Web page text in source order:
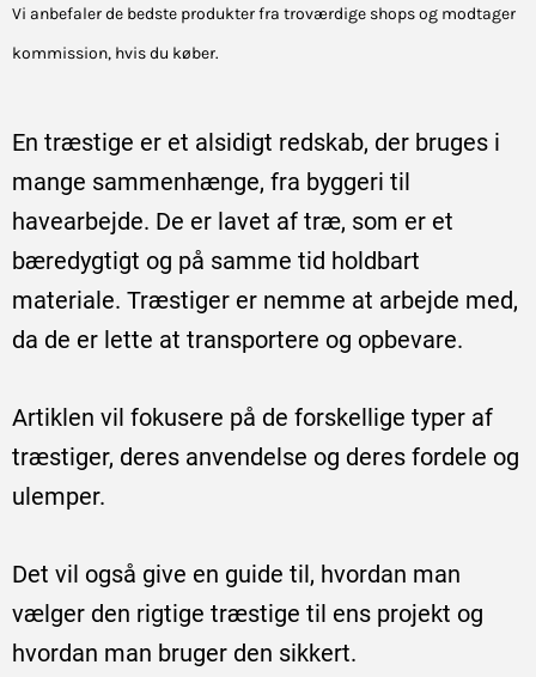
Vi anbefaler de bedste produkter fra troværdige shops og modtager
kommission, hvis du køber.
En træstige er et alsidigt redskab, der bruges i
mange sammenhænge, fra byggeri til
havearbejde. De er lavet af træ, som er et
bæredygtigt og på samme tid holdbart
materiale. Træstiger er nemme at arbejde med,
da de er lette at transportere og opbevare.
Artiklen vil fokusere på de forskellige typer af
træstiger, deres anvendelse og deres fordele og
ulemper.
Det vil også give en guide til, hvordan man
vælger den rigtige træstige til ens projekt og
hvordan man bruger den sikkert.